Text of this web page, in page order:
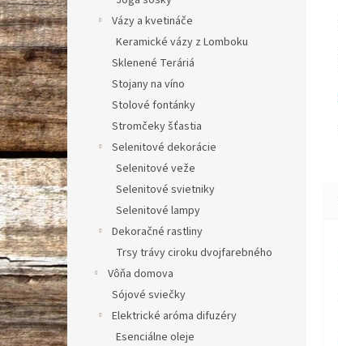
Vázy a kvetináče
Keramické vázy z Lomboku
Sklenené Teráriá
Stojany na víno
Stolové fontánky
Stromčeky šťastia
Selenitové dekorácie
Selenitové veže
Selenitové svietniky
Selenitové lampy
Dekoračné rastliny
Trsy trávy ciroku dvojfarebného
Vôňa domova
Sójové sviečky
Elektrické aróma difuzéry
Esenciálne oleje